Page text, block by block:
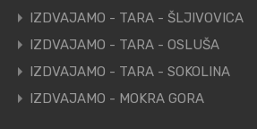
IZDVAJAMO - TARA - ŠLJIVOVICA
IZDVAJAMO - TARA - OSLUŠA
IZDVAJAMO - TARA - SOKOLINA
IZDVAJAMO - MOKRA GORA